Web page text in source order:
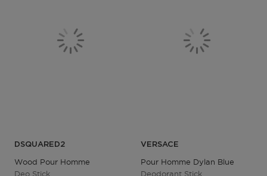
DSQUARED2
Wood Pour Homme
Deo Stick
VERSACE
Pour Homme Dylan Blue
Deodorant Stick